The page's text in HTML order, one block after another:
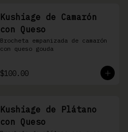
Kushiage de Camarón
con Queso
Brocheta empanizada de camarón
con queso gouda
$100.00
Kushiage de Plátano
con Queso